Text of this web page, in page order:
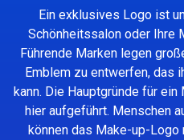
Ein exklusives Logo ist
Schönheitssalon oder Ihre
Führende Marken legen
Emblem zu entwerfen, das
kann. Die Hauptgründe für
hier aufgeführt. Menschen
können das Make-up-Logo